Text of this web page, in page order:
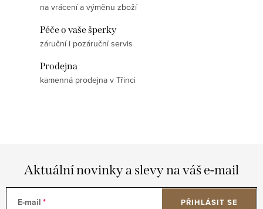
na vrácení a výměnu zboží
Péče o vaše šperky
záruční i pozáruční servis
Prodejna
kamenná prodejna v Třinci
Aktuální novinky a slevy na váš e-mail
E-mail PŘIHLÁSIT SE